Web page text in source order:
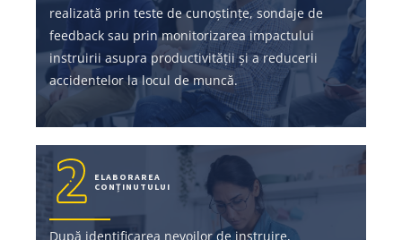
realizată prin teste de cunoștințe, sondaje de
feedback sau prin monitorizarea impactului
instruirii asupra productivității și a reducerii
accidentelor la locul de muncă.
ELABORAREA
CONȚINUTULUI
După identificarea nevoilor de instruire,